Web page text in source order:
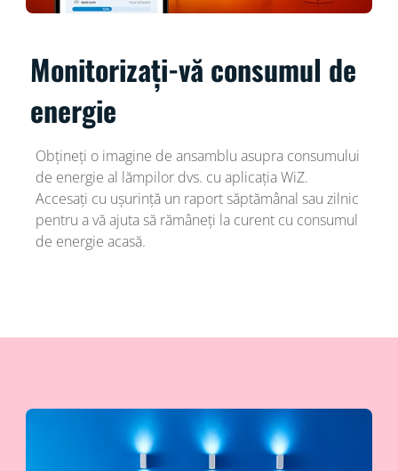
Monitorizați-vă consumul de
energie
Obțineți o imagine de ansamblu asupra consumului
de energie al lămpilor dvs. cu aplicația WiZ.
Accesați cu ușurință un raport săptămânal sau zilnic
pentru a vă ajuta să rămâneți la curent cu consumul
de energie acasă.